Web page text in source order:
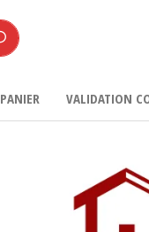
PANIER VALIDATION